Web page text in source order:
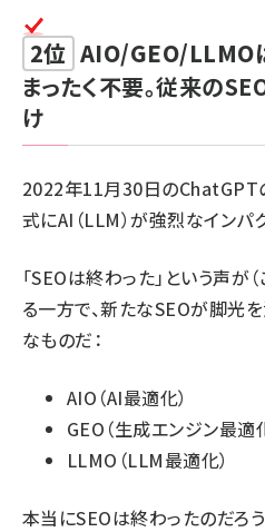
2位 AIO/GEO/LLMO
まったく不要。従来の
け
2022年11月30日のChatGPT
式にAI（LLM）が強烈なインパ
「SEOは終わった」という声が
る一方で、新たなSEOが脚光
なものだ：
AIO（AI最適化）
GEO（生成エンジン最適
LLMO（LLM最適化）
本当にSEOは終わったのだろ